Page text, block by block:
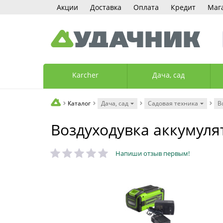
Акции Доставка Оплата Кредит
Karcher Дача, сад
Каталог Дача, сад Садовая техника
Воздуходувка
Напиши отзыв первым!